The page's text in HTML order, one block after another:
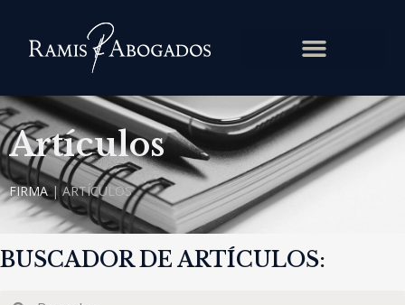
Artículos
FIRMA|ARTÍCULOS
BUSCADOR DE ARTÍCULOS: